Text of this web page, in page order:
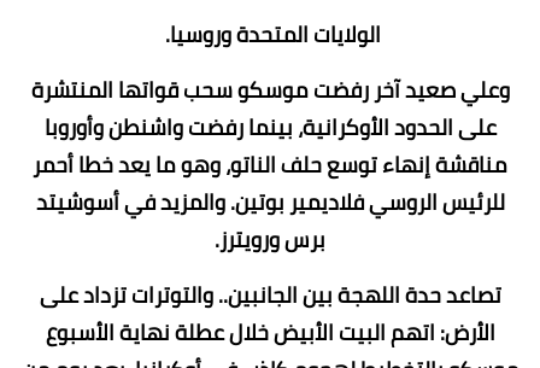
الولايات المتحدة وروسيا.
وعلي صعيد آخر رفضت موسكو سحب قواتها المنتشرة
على الحدود الأوكرانية، بينما رفضت واشنطن وأوروبا
مناقشة إنهاء توسع حلف الناتو، وهو ما يعد خطا أحمر
للرئيس الروسي فلاديمير بوتين. والمزيد في أسوشيتد
برس ورويترز.
تصاعد حدة اللهجة بين الجانبين.. والتوترات تزداد على
الأرض: اتهم البيت الأبيض خلال عطلة نهاية الأسبوع